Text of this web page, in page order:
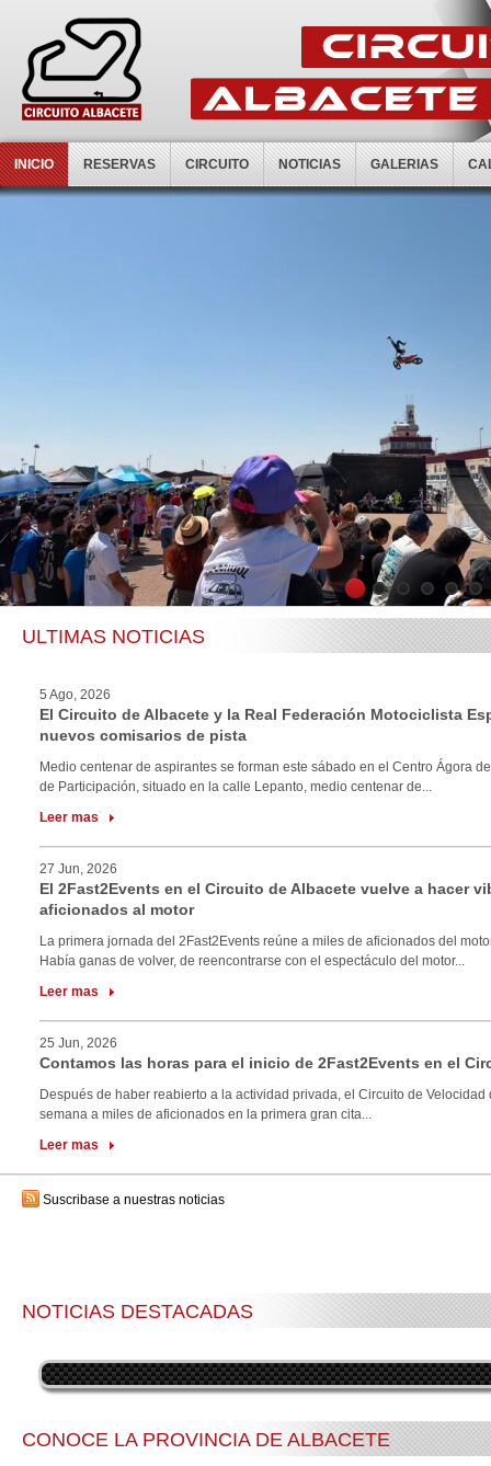
INICIO RESERVAS CIRCUITO NOTICIAS GALERIAS
1 2 3 4 5 6
ULTIMAS NOTICIAS
5 Ago, 2026
El Circuito de Albacete y la Real Federación Motociclista
nuevos comisarios de pista
Medio centenar de aspirantes se forman este sábado en el Centro Ágora
de Participación, situado en la calle Lepanto, medio centenar de...
Leer mas
27 Jun, 2026
El 2Fast2Events en el Circuito de Albacete vuelve a hacer
aficionados al motor
La primera jornada del 2Fast2Events reúne a miles de aficionados del
Había ganas de volver, de reencontrarse con el espectáculo del motor...
Leer mas
25 Jun, 2026
Contamos las horas para el inicio de 2Fast2Events en el
Después de haber reabierto a la actividad privada, el Circuito de Velocidad
semana a miles de aficionados en la primera gran cita...
Leer mas
Suscribase a nuestras noticias
NOTICIAS DESTACADAS
CONOCE LA PROVINCIA DE ALBACETE